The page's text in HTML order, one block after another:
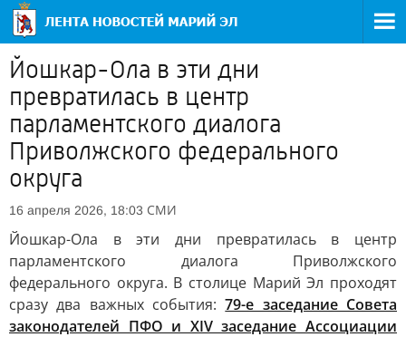
Йошкар-Ола в эти дни
превратилась в центр
парламентского диалога
Приволжского федерального
округа
16 апреля 2026, 18:03 СМИ
Йошкар-Ола в эти дни превратилась в центр
парламентского диалога Приволжского
федерального округа. В столице Марий Эл проходят
сразу два важных события:79-е заседание Совета
законодателей ПФО и XIV заседание Ассоциации